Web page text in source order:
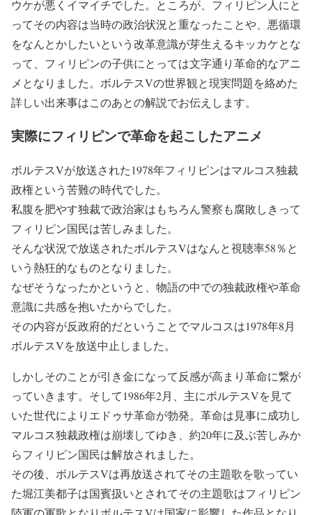
ウケが悪くイマイチでした。ところが、フィリピン人にと
ってその内容は当時の政治状況と重なったことや、悪循環
をなんとかしたいという改革意識が芽生えるキッカケとな
って、フィリピンの子供にとっては文字通り革命的なアニ
メとなりました。ボルテスVの世界観と現実問題を絡めた
詳しい出来事はこのあとの解説でお伝えします。
実際にフィリピンで革命を起こしたアニメ
ボルテスVが放送された1978年フィリピンはマルコス独裁
政権という苦難の時代でした。
私腹を肥やす独裁で政治家はもちろん警察も腐敗しきって
フィリピン国民は苦しみました。
そんな状況で放送されたボルテスVはなんと視聴率58％と
いう熱狂的なものとなりました。
なぜそうなったかというと、物語の中での独裁政権や革命
意識に共感を抱いたからでした。
その内容が反政府的だということでマルコスは1978年8月
ボルテスVを放送中止しました。
しかしそのことが引き金になって反感が高まり革命に繋が
っていきます。そして1986年2月、主にボルテスVを見て
いた世代によりエドゥサ革命が勃発。革命は見事に成功し
マルコス独裁政権は崩壊してゆき、約20年に及ぶ苦しみか
らフィリピン国民は解放されました。
その後、ボルテスVは再放送されてその主題歌を歌ってい
た堀江美都子は国賓扱いとされてその主題歌はフィリピン